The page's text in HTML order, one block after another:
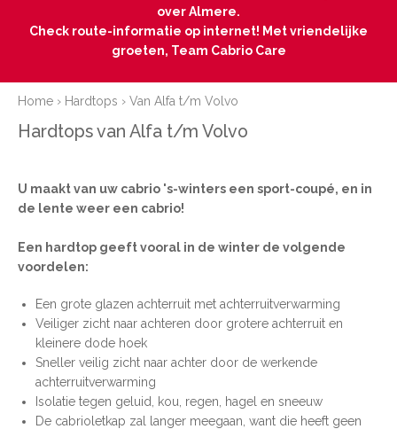
over Almere.
Check route-informatie op internet! Met vriendelijke
groeten, Team Cabrio Care
Home › Hardtops › Van Alfa t/m Volvo
Hardtops van Alfa t/m Volvo
U maakt van uw cabrio 's-winters een sport-coupé, en in
de lente weer een cabrio!
Een hardtop geeft vooral in de winter de volgende
voordelen:
Een grote glazen achterruit met achterruitverwarming
Veiliger zicht naar achteren door grotere achterruit en
kleinere dode hoek
Sneller veilig zicht naar achter door de werkende
achterruitverwarming
Isolatie tegen geluid, kou, regen, hagel en sneeuw
De cabrioletkap zal langer meegaan, want die heeft geen